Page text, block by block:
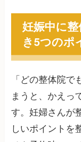
妊娠中に
き5つのポ
「どの整体院で
まうと、かえっ
す。妊婦さんが
しいポイントを